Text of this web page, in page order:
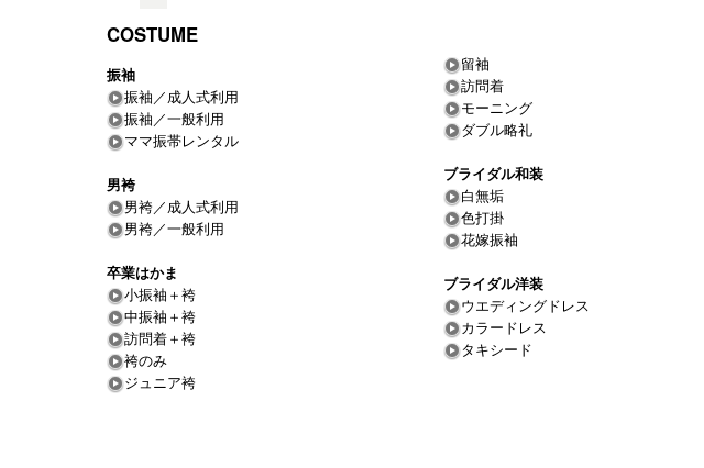
COSTUME
振袖
振袖／成人式利用
振袖／一般利用
ママ振帯レンタル
男袴
男袴／成人式利用
男袴／一般利用
卒業はかま
小振袖＋袴
中振袖＋袴
訪問着＋袴
袴のみ
ジュニア袴
留袖
訪問着
モーニング
ダブル略礼
ブライダル和装
白無垢
色打掛
花嫁振袖
ブライダル洋装
ウエディングドレス
カラードレス
タキシード